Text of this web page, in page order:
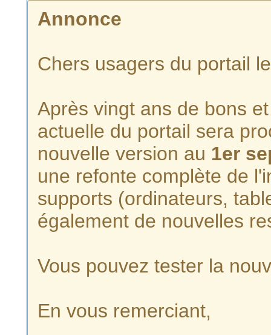
Annonce
Chers usagers du portail
Après vingt ans de bons
actuelle du portail sera
nouvelle version au 1er
une refonte complète de
supports (ordinateurs,
également de nouvelles
Vous pouvez tester la
En vous remerciant,